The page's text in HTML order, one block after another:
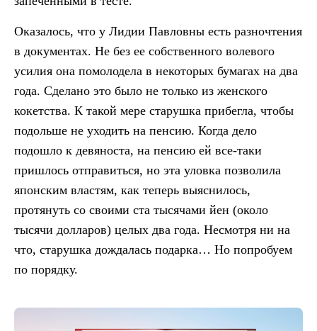
Оказалось, что у Лидии Павловны есть разночтения
в документах. Не без ее собственного волевого
усилия она помолодела в некоторых бумагах на два
года. Сделано это было не только из женского
кокетства. К такой мере старушка прибегла, чтобы
подольше не уходить на пенсию. Когда дело
подошло к девяноста, на пенсию ей все-таки
пришлось отправиться, но эта уловка позволила
японским властям, как теперь выяснилось,
протянуть со своими ста тысячами йен (около
тысячи долларов) целых два года. Несмотря ни на
что, старушка дождалась подарка… Но попробуем
по порядку.